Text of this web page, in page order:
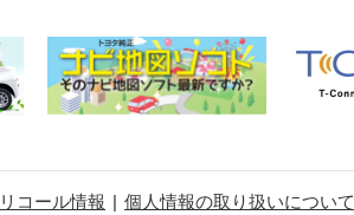
リコール情報 個人情報の取り扱いについて